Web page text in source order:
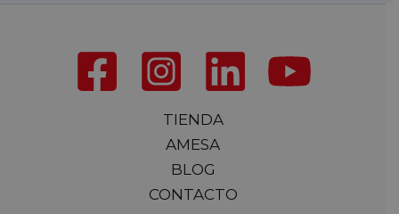
TIENDA
AMESA
BLOG
CONTACTO